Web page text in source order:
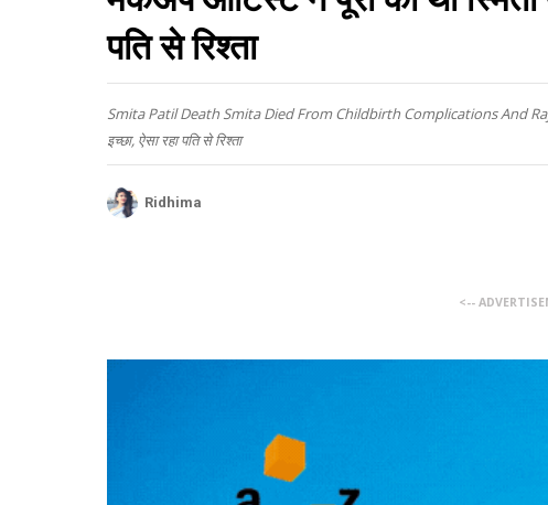
पति से रिश्ता
Smita Patil Death Smita Died From Childbirth Complications And Raj
इच्छा, ऐसा रहा पति से रिश्ता
Ridhima
<--